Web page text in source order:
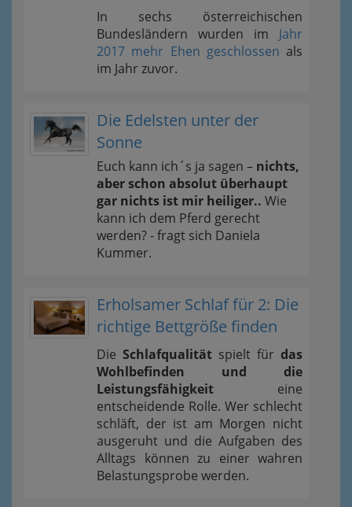
In sechs österreichischen
Bundesländern wurden im Jahr
2017 mehr Ehen geschlossen als
im Jahr zuvor.
Die Edelsten unter der
Sonne
Euch kann ich´s ja sagen – nichts,
aber schon absolut überhaupt
gar nichts ist mir heiliger.. Wie
kann ich dem Pferd gerecht
werden? - fragt sich Daniela
Kummer.
Erholsamer Schlaf für 2: Die
richtige Bettgröße finden
Die Schlafqualität spielt für das
Wohlbefinden und die
Leistungsfähigkeit eine
entscheidende Rolle. Wer schlecht
schläft, der ist am Morgen nicht
ausgeruht und die Aufgaben des
Alltags können zu einer wahren
Belastungsprobe werden.